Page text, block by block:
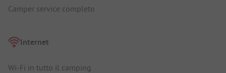
Camper service completo
Internet
Wi-Fi in tutto il camping